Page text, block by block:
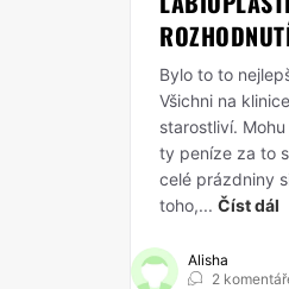
Bylo to to
Všichni na
starostliví.
ty peníze za to
celé prázdniny
toho,... Číst dál
Alisha
2